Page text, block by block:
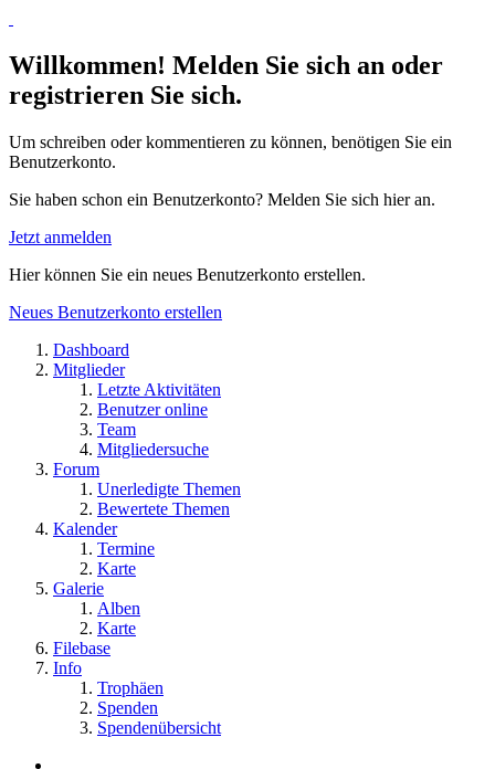
Willkommen! Melden Sie sich an oder
registrieren Sie sich.
Um schreiben oder kommentieren zu können, benötigen Sie ein
Benutzerkonto.
Sie haben schon ein Benutzerkonto? Melden Sie sich hier an.
Jetzt anmelden
Hier können Sie ein neues Benutzerkonto erstellen.
Neues Benutzerkonto erstellen
Dashboard
Mitglieder
Letzte Aktivitäten
Benutzer online
Team
Mitgliedersuche
Forum
Unerledigte Themen
Bewertete Themen
Kalender
Termine
Karte
Galerie
Alben
Karte
Filebase
Info
Trophäen
Spenden
Spendenübersicht